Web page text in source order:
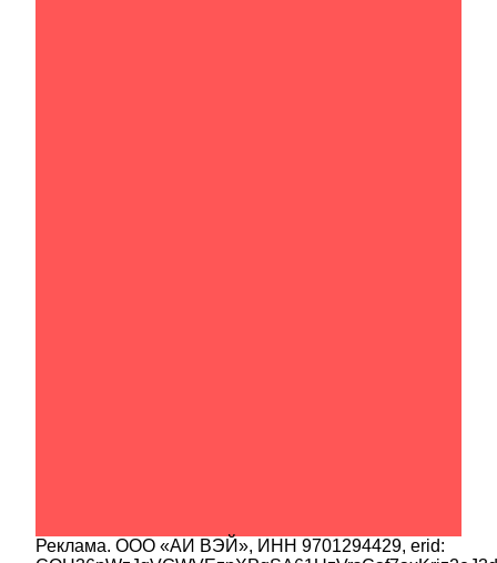
Реклама. ООО «АИ ВЭЙ», ИНН 9701294429, erid: